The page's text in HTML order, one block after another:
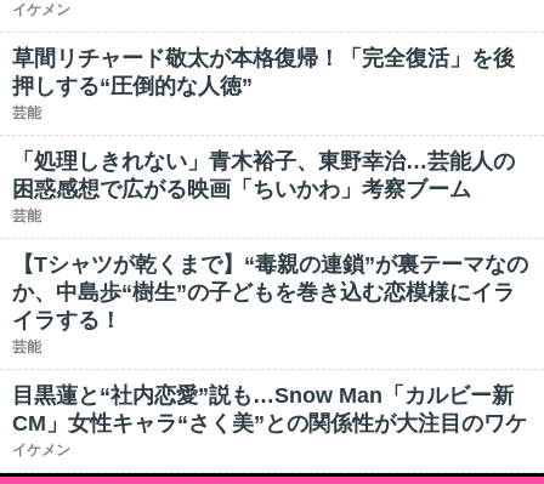
イケメン
草間リチャード敬太が本格復帰！「完全復活」を後
押しする“圧倒的な人徳”
芸能
「処理しきれない」青木裕子、東野幸治…芸能人の
困惑感想で広がる映画「ちいかわ」考察ブーム
芸能
【Tシャツが乾くまで】“毒親の連鎖”が裏テーマなの
か、中島歩“樹生”の子どもを巻き込む恋模様にイラ
イラする！
芸能
目黒蓮と“社内恋愛”説も…Snow Man「カルビー新
CM」女性キャラ“さく美”との関係性が大注目のワケ
イケメン